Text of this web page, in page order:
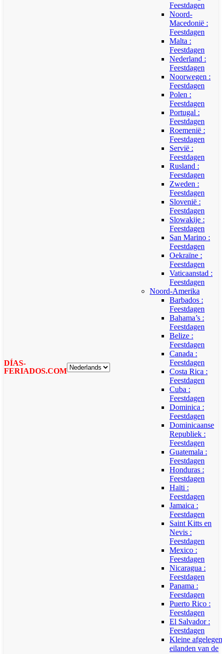
DÍAS-
FERIADOS.COM
Feestdagen
Noord-
Macedonië :
Feestdagen
Malta :
Feestdagen
Nederland :
Feestdagen
Noorwegen :
Feestdagen
Polen :
Feestdagen
Portugal :
Feestdagen
Roemenië :
Feestdagen
Servië :
Feestdagen
Rusland :
Feestdagen
Zweden :
Feestdagen
Slovenië :
Feestdagen
Slowakije :
Feestdagen
San Marino :
Feestdagen
Oekraïne :
Feestdagen
Vaticaanstad :
Feestdagen
Noord-Amerika
Barbados :
Feestdagen
Bahama’s :
Feestdagen
Belize :
Feestdagen
Canada :
Feestdagen
Costa Rica :
Feestdagen
Cuba :
Feestdagen
Dominica :
Feestdagen
Dominicaanse
Republiek :
Feestdagen
Guatemala :
Feestdagen
Honduras :
Feestdagen
Haïti :
Feestdagen
Jamaica :
Feestdagen
Saint Kitts en
Nevis :
Feestdagen
Mexico :
Feestdagen
Nicaragua :
Feestdagen
Panama :
Feestdagen
Puerto Rico :
Feestdagen
El Salvador :
Feestdagen
Kleine afgelegen
eilanden van de